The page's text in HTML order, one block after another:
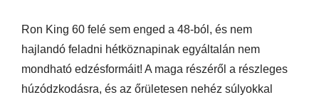
Ron King 60 felé sem enged a 48-ból, és nem
hajlandó feladni hétköznapinak egyáltalán nem
mondható edzésformáit! A maga részéről a részleges
húzódzkodásra, és az őrületesen nehéz súlyokkal